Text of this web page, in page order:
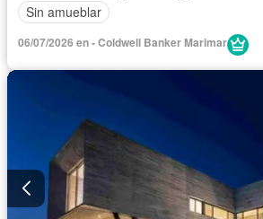
Sin amueblar
06/07/2026 en - Coldwell Banker Marimar